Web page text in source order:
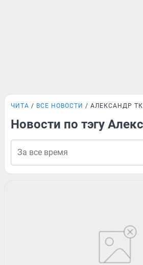
ЧИТА ВСЕ НОВОСТИ АЛЕКСАНДР
Новости по тэгу